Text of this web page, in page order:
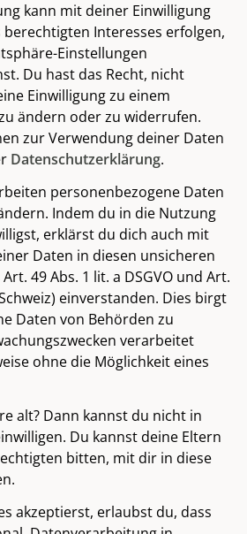
Der Ablauf auf
kann mit deiner Einwilligung
berechtigten Interesses erfolgen,
Einstellungen
Du hast das Recht, nicht
Einwilligung zu einem
ändern oder zu widerrufen.
zur Verwendung deiner Daten
Datenschutzerklärung.
personenbezogene Daten
Indem du in die Nutzung
erklärst du dich auch mit
Daten in diesen unsicheren
49 Abs. 1 lit. a DSGVO und Art.
einverstanden. Dies birgt
Daten von Behörden zu
verarbeitet
ohne die Möglichkeit eines
alt? Dann kannst du nicht in
Du kannst deine Eltern
bitten, mit dir in diese
akzeptierst, erlaubst du, dass